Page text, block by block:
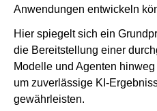
Anwendungen entwickeln
Hier spiegelt sich ein
die Bereitstellung einer
Modelle und Agenten
um zuverlässige KI-
gewährleisten.